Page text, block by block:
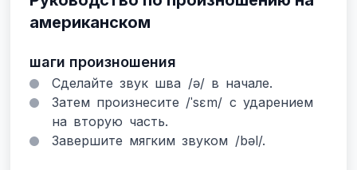
американском
шаги произношения
Сделайте звук шва /ə/ в начале.
Затем произнесите /ˈsɛm/ с ударением
на вторую часть.
Завершите мягким звуком /bəl/.